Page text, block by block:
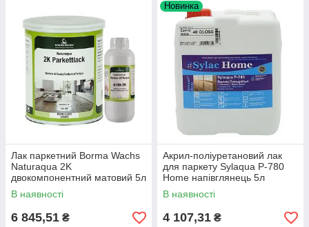
Лак паркетний Borma Wachs
Naturaqua 2K
двокомпонентний матовий 5л
В наявності
6 845,51 ₴
Новинка
Акрил-поліуретановий лак
для паркету Sylaqua P-780
Home напівглянець 5л
В наявності
4 107,31 ₴